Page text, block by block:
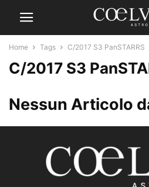
Home Tags C/2017 S3 PanSTARRS
C/2017 S3
Nessun Articolo